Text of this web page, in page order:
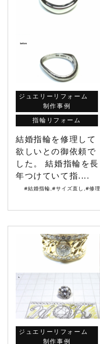
ジュエリーリフォーム
制作事例
指輪リフォーム
結婚指輪を修理して
欲しいとの御依頼で
した。 結婚指輪を長
年つけていて指....
#結婚指輪 #サイズ直し #修理
ジュエリーリフォーム
制作事例